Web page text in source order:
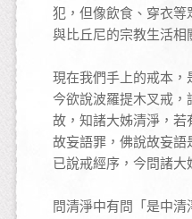
犯，但像飲食、穿衣
與比丘尼的宗教生活
現在我們手上的戒本
今欲說波羅提木叉戒
故，知諸大姊清淨，
故妄語罪，佛說故妄
已說戒經序，今問諸
問清淨中有問「是中